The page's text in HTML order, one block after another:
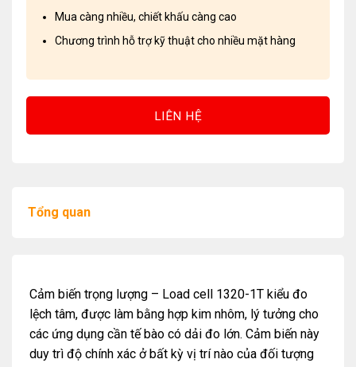
Mua càng nhiều, chiết khấu càng cao
Chương trình hỗ trợ kỹ thuật cho nhiều mặt hàng
LIÊN HỆ
Tổng quan
Cảm biến trọng lượng – Load cell 1320-1T kiểu đo
lệch tâm, được làm bằng hợp kim nhôm, lý tưởng cho
các ứng dụng cần tế bào có dải đo lớn. Cảm biến này
duy trì độ chính xác ở bất kỳ vị trí nào của đối tượng